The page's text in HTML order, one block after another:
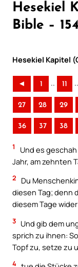
Hesekiel
Bible –
Hesekiel Kapitel
◄ 1 .. 11 ..
27 28 29
36 37 38
1
Und es
Jahr, am zehnten
2
Du
diesen Tag; denn
diesem Tage
3 Und gib dem
sprich zu ihnen:
Topf zu, setze zu
4